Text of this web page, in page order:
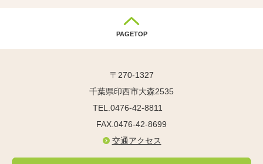
PAGETOP
〒270-1327
千葉県印西市大森2535
TEL.0476-42-8811
FAX.0476-42-8699
交通アクセス